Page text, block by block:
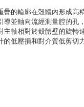
的輪廓在殼體內形成
並軸向流經測量腔的
軸相對於殼體壁的旋
低壓損和對介質低剪切